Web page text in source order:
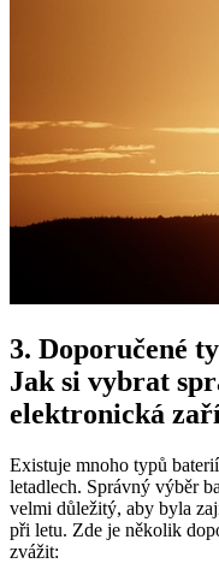
3. Doporučené
Jak si vybrat
elektronická
Existuje mnoho typů
letadlech. Správný výběr
velmi důležitý, aby byla
při letu. Zde je několik
zvážit: